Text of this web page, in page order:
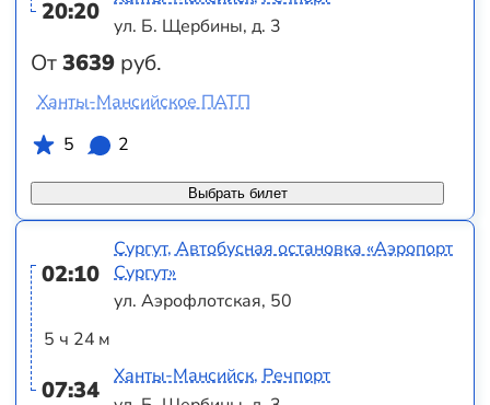
20:20
От3639 руб.
ул. Б. Щербины, д. 3
Выбрать билет
Ханты-Мансийское ПАТП
5
2
02:10
5 ч 24 м
07:34
Сургут, Автобусная остановка «Аэропорт
Сургут»
ул. Аэрофлотская, 50
Ханты-Мансийск, Речпорт